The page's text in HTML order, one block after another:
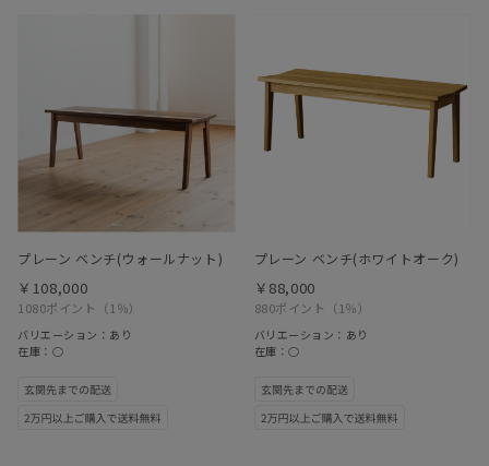
プレーン ベンチ(ウォールナット)
1080ポイント （1％）
￥108,000
バリエーション：あり
在庫：○
プレーン ベンチ(ホワイトオーク)
880ポイント （1％）
￥88,000
バリエーション：あり
在庫：○